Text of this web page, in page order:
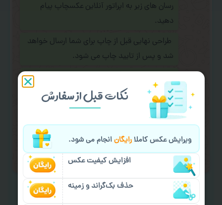
رسان های زیر به اپراتور آنلاین عکسچاپ پیام
دهید.
طراحی نهایی قبل از چاپ برای شما ارسال خواهد
شد و پس از تایید چاپ می شود.
کردن متن و عکس) یا هماهنگی ارسال و یا
کادو کردن سفارش
با اپراتو عکسچاپ هماهنگی
لازم را انجام دهید.
ایمیل جهت ثبت یا پیگیری سفارش:
aks4chap.com@gmail.com
نکات قبل از سفارش
ویرایش عکس کاملارایگانانجام می شود.
افزایش کیفیت عکس
حذف بک‌گراند و زمینه